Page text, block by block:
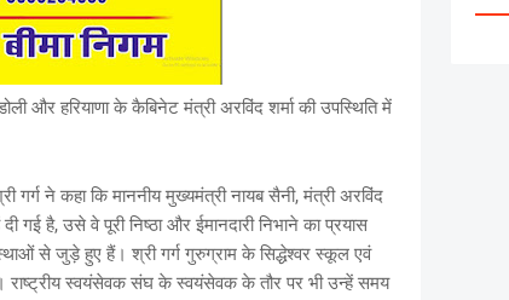
और हरियाणा के कैबिनेट मंत्री अरविंद शर्मा की उपस्थिति में
गर्ग ने कहा कि माननीय मुख्यमंत्री नायब सैनी, मंत्री अरविंद
गई है, उसे वे पूरी निष्ठा और ईमानदारी निभाने का प्रयास
से जुड़े हुए हैं। श्री गर्ग गुरुग्राम के सिद्धेश्वर स्कूल एवं
राष्ट्रीय स्वयंसेवक संघ के स्वयंसेवक के तौर पर भी उन्हें समय